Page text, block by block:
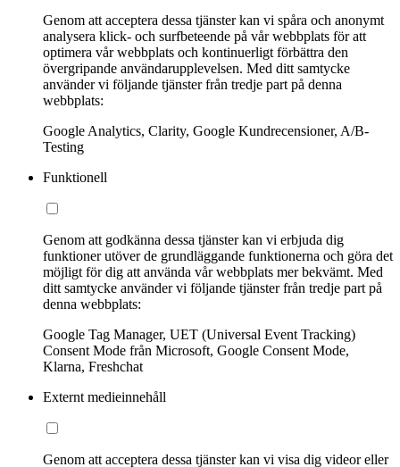
Genom att acceptera dessa tjänster kan vi spåra och anonymt
analysera klick- och surfbeteende på vår webbplats för att
optimera vår webbplats och kontinuerligt förbättra den
övergripande användarupplevelsen. Med ditt samtycke
använder vi följande tjänster från tredje part på denna
webbplats:
Google Analytics, Clarity, Google Kundrecensioner, A/B-
Testing
Funktionell
Genom att godkänna dessa tjänster kan vi erbjuda dig
funktioner utöver de grundläggande funktionerna och göra det
möjligt för dig att använda vår webbplats mer bekvämt. Med
ditt samtycke använder vi följande tjänster från tredje part på
denna webbplats:
Google Tag Manager, UET (Universal Event Tracking)
Consent Mode från Microsoft, Google Consent Mode,
Klarna, Freshchat
Externt medieinnehåll
Genom att acceptera dessa tjänster kan vi visa dig videor eller